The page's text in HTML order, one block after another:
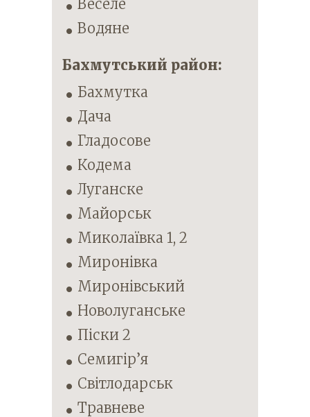
Веселе
Водяне
Бахмутський район:
Бахмутка
Дача
Гладосове
Кодема
Луганске
Майорськ
Миколаївка 1, 2
Миронівка
Миронівський
Новолуганське
Піски 2
Семигір’я
Світлодарськ
Травневе